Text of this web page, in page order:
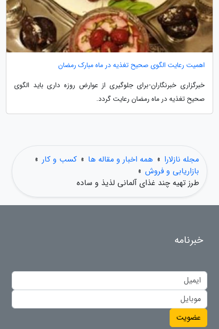
اهمیت رعایت الگوی صحیح تغذیه در ماه مبارک رمضان
خبرگزاری خبرنگاران-برای جلوگیری از عوارض روزه داری باید الگوی
صحیح تغذیه در ماه رمضان رعایت گردد.
مجله نازلارا » همه اخبار و مقاله ها » کسب و کار »
بازاریابی و فروش »
طرز تهیه چند غذای آلمانی لذیذ و ساده
خبرنامه
عضویت